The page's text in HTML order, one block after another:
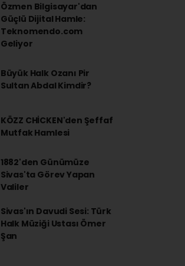
Özmen Bilgisayar'dan
Güçlü Dijital Hamle:
Teknomendo.com
Geliyor
Büyük Halk Ozanı Pir
Sultan Abdal Kimdir?
KÖZZ CHİCKEN'den Şeffaf
Mutfak Hamlesi
1882'den Günümüze
Sivas'ta Görev Yapan
Valiler
Sivas'ın Davudi Sesi: Türk
Halk Müziği Ustası Ömer
Şan